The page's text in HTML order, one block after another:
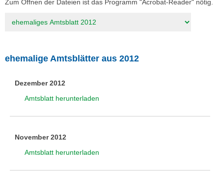
Zum Öffnen der Dateien ist das Programm "Acrobat-Reader" nötig.
ehemalige Amtsblätter aus 2012
Dezember 2012
Amtsblatt herunterladen
November 2012
Amtsblatt herunterladen